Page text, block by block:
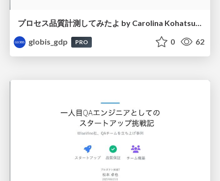
プロセス品質計測してみたよ by Carolina Kohatsu / Measuring process quality
globis_gdp
PRO 0 62